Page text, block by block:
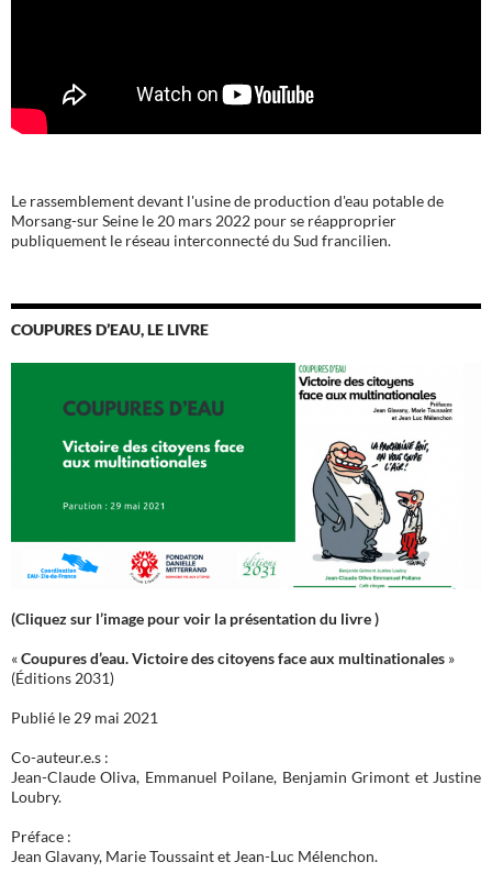
Le rassemblement devant l'usine de production d'eau potable de
Morsang-sur Seine le 20 mars 2022 pour se réapproprier
publiquement le réseau interconnecté du Sud francilien.
COUPURES D’EAU, LE LIVRE
(Cliquez sur l’image pour voir la présentation du livre )
«Coupures d’eau. Victoire des citoyens face aux multinationales »
(Éditions 2031)
Publié le 29 mai 2021
Co-auteur.e.s :
Jean-Claude Oliva, Emmanuel Poilane, Benjamin Grimont et Justine
Loubry.
Préface :
Jean Glavany, Marie Toussaint et Jean-Luc Mélenchon.